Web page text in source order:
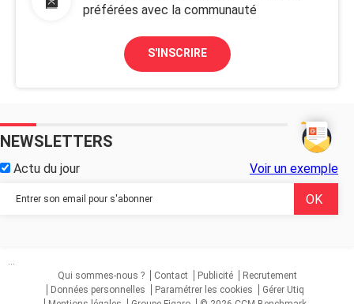
préférées avec la communauté
S'INSCRIRE
NEWSLETTERS
Actu du jour Voir un exemple
...
Qui sommes-nous ?
Contact Publicité
Recrutement
Données personnelles
Paramétrer les cookies
Gérer Utiq